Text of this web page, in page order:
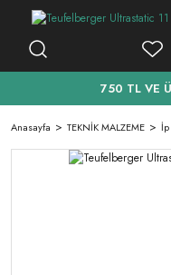
750 TL VE
Anasayfa TEKNİK MALZEME İp